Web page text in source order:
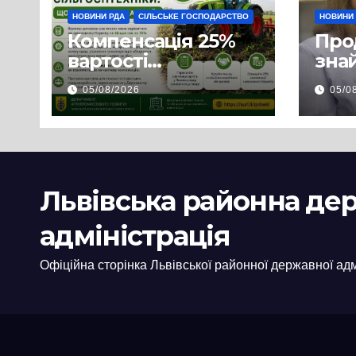
НОВИНИ РДА СІЛЬСЬКЕ ГОСПОДАРСТВО
Компенсація 25%
вартості
української
сільгосптехніки:
що змінилося для
05/08/2026
НОВИНИ
05/
Львівська районна
адміністрація
Офіційна сторінка Львівської районної державної